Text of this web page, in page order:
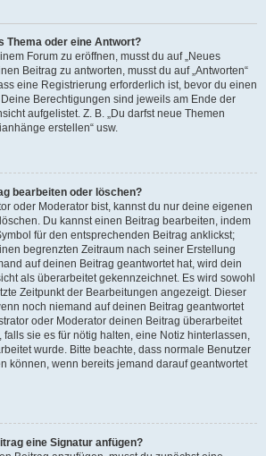
Thema oder eine Antwort?
Forum zu eröffnen, musst du auf „Neues
Beitrag zu antworten, musst du auf „Antworten“
eine Registrierung erforderlich ist, bevor du einen
Berechtigungen sind jeweils am Ende der
aufgelistet. Z. B. „Du darfst neue Themen
erstellen“ usw.
bearbeiten oder löschen?
oder Moderator bist, kannst du nur deine eigenen
Du kannst einen Beitrag bearbeiten, indem
für den entsprechenden Beitrag anklickst;
begrenzten Zeitraum nach seiner Erstellung
auf deinen Beitrag geantwortet hat, wird dein
als überarbeitet gekennzeichnet. Es wird sowohl
Zeitpunkt der Bearbeitungen angezeigt. Dieser
noch niemand auf deinen Beitrag geantwortet
oder Moderator deinen Beitrag überarbeitet
falls sie es für nötig halten, eine Notiz hinterlassen,
wurde. Bitte beachte, dass normale Benutzer
können, wenn bereits jemand darauf geantwortet
eine Signatur anfügen?